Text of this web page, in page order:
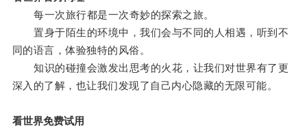
每一次旅行都是一次奇妙的探索之旅。
置身于陌生的环境中，我们会与不同的人相遇，听到不
同的语言，体验独特的风俗。
知识的碰撞会激发出思考的火花，让我们对世界有了更
深入的了解，也让我们发现了自己内心隐藏的无限可能。
看世界免费试用